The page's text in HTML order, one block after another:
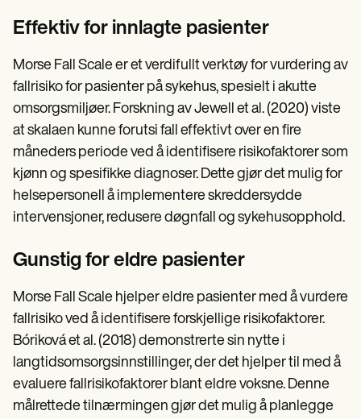
Effektiv for innlagte pasienter
Morse Fall Scale er et verdifullt verktøy for vurdering av
fallrisiko for pasienter på sykehus, spesielt i akutte
omsorgsmiljøer. Forskning av Jewell et al. (2020) viste
at skalaen kunne forutsi fall effektivt over en fire
måneders periode ved å identifisere risikofaktorer som
kjønn og spesifikke diagnoser. Dette gjør det mulig for
helsepersonell å implementere skreddersydde
intervensjoner, redusere døgnfall og sykehusopphold.
Gunstig for eldre pasienter
Morse Fall Scale hjelper eldre pasienter med å vurdere
fallrisiko ved å identifisere forskjellige risikofaktorer.
Bóriková et al. (2018) demonstrerte sin nytte i
langtidsomsorgsinnstillinger, der det hjelper til med å
evaluere fallrisikofaktorer blant eldre voksne. Denne
målrettede tilnærmingen gjør det mulig å planlegge